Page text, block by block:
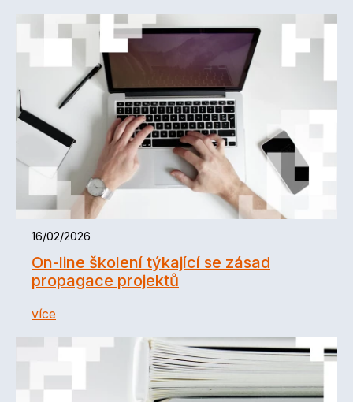
16/02/2026
On-line školení týkající se zásad
propagace projektů
více